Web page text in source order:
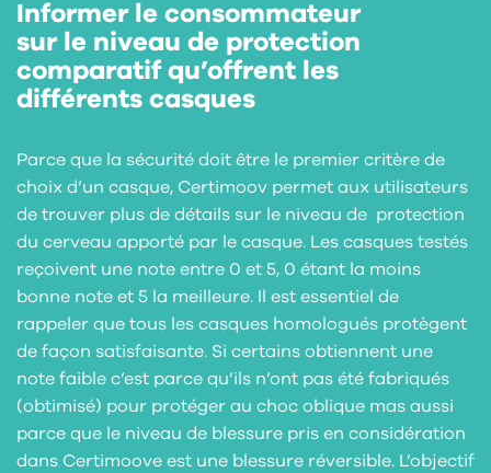
Informer le consommateur
sur le niveau de protection
comparatif qu’offrent les
différents casques
Parce que la sécurité doit être le premier critère de
choix d’un casque, Certimoov permet aux utilisateurs
de trouver plus de détails sur le niveau de protection
du cerveau apporté par le casque. Les casques testés
reçoivent une note entre 0 et 5, 0 étant la moins
bonne note et 5 la meilleure. Il est essentiel de
rappeler que tous les casques homologués protègent
de façon satisfaisante. Si certains obtiennent une
note faible c’est parce qu’ils n’ont pas été fabriqués
(obtimisé) pour protéger au choc oblique mas aussi
parce que le niveau de blessure pris en considération
dans Certimoove est une blessure réversible. L’objectif